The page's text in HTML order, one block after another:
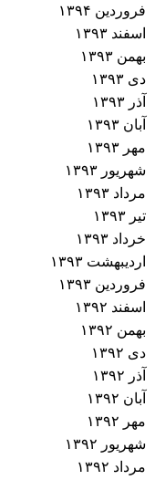
ا
فروردین ۱۳۹۴
اسفند ۱۳۹۳
بهمن ۱۳۹۳
دی ۱۳۹۳
آذر ۱۳۹۳
آبان ۱۳۹۳
مهر ۱۳۹۳
شهریور ۱۳۹۳
مرداد ۱۳۹۳
تیر ۱۳۹۳
خرداد ۱۳۹۳
اردیبهشت ۱۳۹۳
فروردین ۱۳۹۳
اسفند ۱۳۹۲
بهمن ۱۳۹۲
دی ۱۳۹۲
آذر ۱۳۹۲
آبان ۱۳۹۲
مهر ۱۳۹۲
شهریور ۱۳۹۲
مرداد ۱۳۹۲